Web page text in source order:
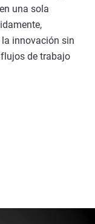
una sola
innovación sin
de trabajo